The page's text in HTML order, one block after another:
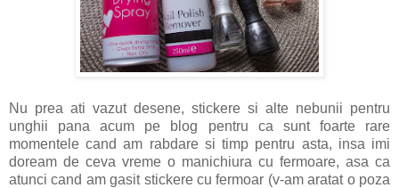
Nu prea ati vazut desene, stickere si alte nebunii pentru
unghii pana acum pe blog pentru ca sunt foarte rare
momentele cand am rabdare si timp pentru asta, insa imi
doream de ceva vreme o manichiura cu fermoare, asa ca
atunci cand am gasit stickere cu fermoar (v-am aratat o poza